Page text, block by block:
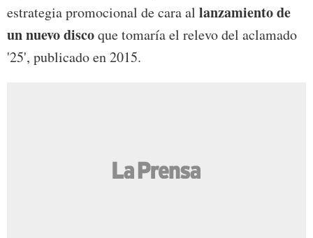
estrategia promocional de cara al lanzamiento de
un nuevo discoque tomaría el relevo del aclamado
'25', publicado en 2015.